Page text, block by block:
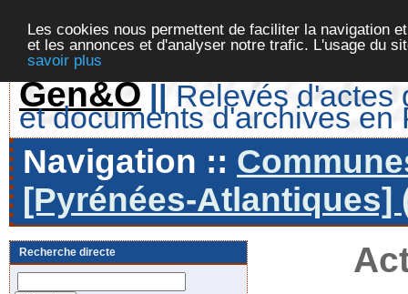
Les cookies nous permettent de faciliter la navigation
et les annonces et d'analyser notre trafic. L'usage du
savoir plus
Gen&O || Relevés d'actes
et documents d'archives en
Navigation ::
[Pyrénées-Atlantiques]
Recherche directe